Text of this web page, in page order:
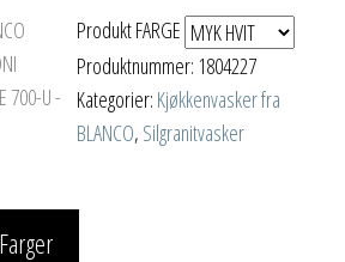
Produkt FARGE
Produktnummer: 1804227
Kategorier: Kjøkkenvasker fra
BLANCO, Silgranitvasker
Farger